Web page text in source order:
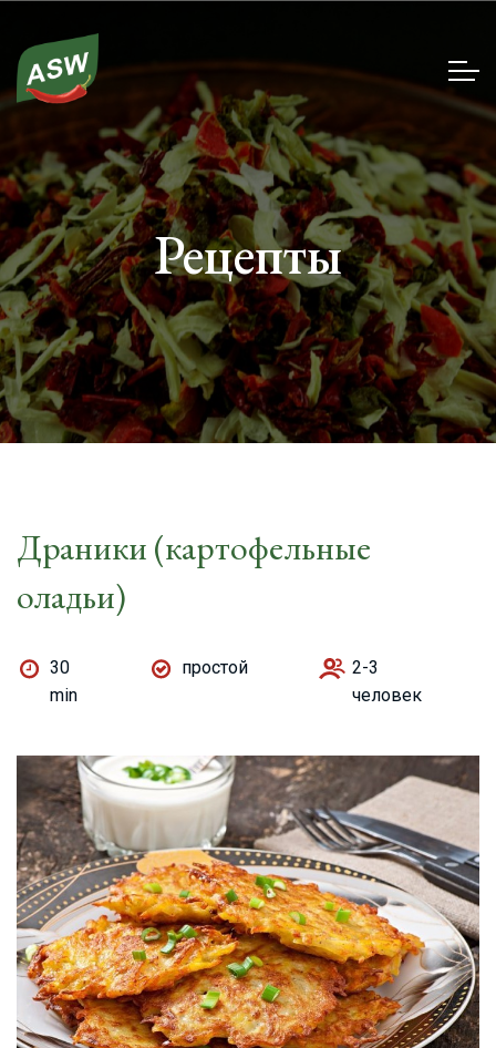
Рецепты
Драники (картофельные
оладьи)
30
min
простой
2-3
человек